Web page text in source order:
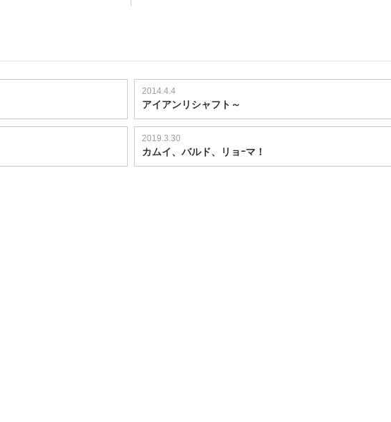
2014.4.4
アイアンリシャフト～
2019.3.30
カムイ、バルド、リョｰマ！